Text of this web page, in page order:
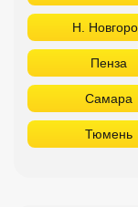
Н.
Пенза
Самара
Тюмень